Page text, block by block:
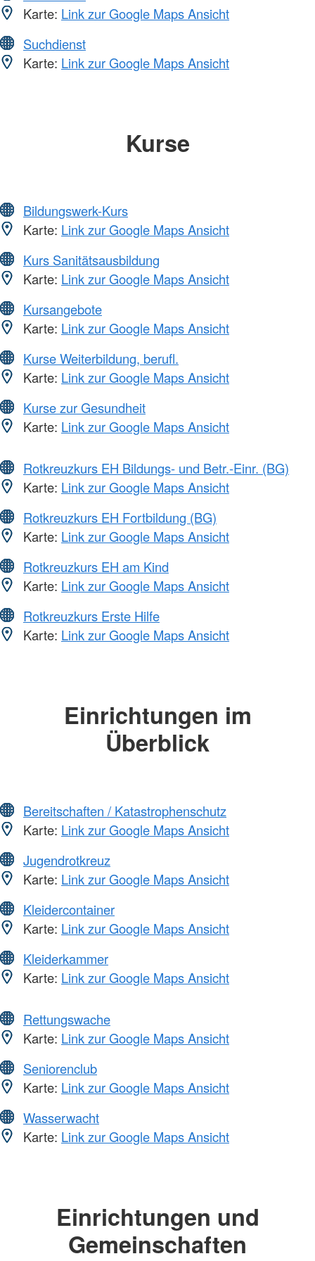
Karte: Link zur Google Maps Ansicht
Suchdienst
Karte: Link zur Google Maps Ansicht
Kurse
Bildungswerk-Kurs
Karte: Link zur Google Maps Ansicht
Kurs Sanitätsausbildung
Karte: Link zur Google Maps Ansicht
Kursangebote
Karte: Link zur Google Maps Ansicht
Kurse Weiterbildung, berufl.
Karte: Link zur Google Maps Ansicht
Kurse zur Gesundheit
Karte: Link zur Google Maps Ansicht
Rotkreuzkurs EH Bildungs- und Betr.-Einr. (BG)
Karte: Link zur Google Maps Ansicht
Rotkreuzkurs EH Fortbildung (BG)
Karte: Link zur Google Maps Ansicht
Rotkreuzkurs EH am Kind
Karte: Link zur Google Maps Ansicht
Rotkreuzkurs Erste Hilfe
Karte: Link zur Google Maps Ansicht
Einrichtungen im
Überblick
Bereitschaften / Katastrophenschutz
Karte: Link zur Google Maps Ansicht
Jugendrotkreuz
Karte: Link zur Google Maps Ansicht
Kleidercontainer
Karte: Link zur Google Maps Ansicht
Kleiderkammer
Karte: Link zur Google Maps Ansicht
Rettungswache
Karte: Link zur Google Maps Ansicht
Seniorenclub
Karte: Link zur Google Maps Ansicht
Wasserwacht
Karte: Link zur Google Maps Ansicht
Einrichtungen und
Gemeinschaften